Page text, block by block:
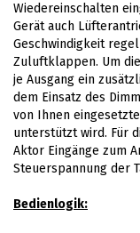
Wiedereinschalten
Gerät auch
Geschwindigkeit
Zuluftklappen. Um
je Ausgang ein
dem Einsatz des
von Ihnen
unterstützt wird. Für
Aktor Eingänge zum
Steuerspannung der
Bedienlogik: